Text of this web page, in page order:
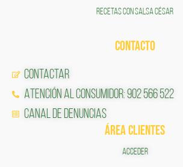
RECETAS CON SALSA CÉSAR
CONTACTO
Contactar
Atención al Consumidor: 902 566 522
Canal de Denuncias
ÁREA CLIENTES
ACCEDER